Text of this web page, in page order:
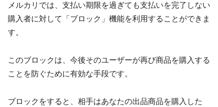
メルカリでは、支払い期限を過ぎても支払いを完了しない
購入者に対して「ブロック」機能を利用することができま
す。
このブロックは、今後そのユーザーが再び商品を購入する
ことを防ぐために有効な手段です。
ブロックをすると、相手はあなたの出品商品を購入した